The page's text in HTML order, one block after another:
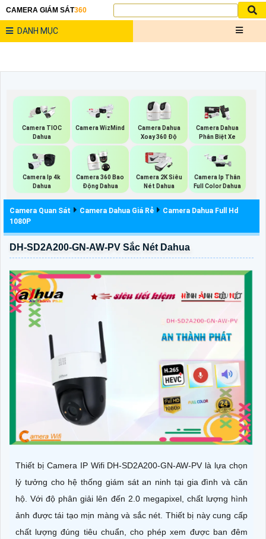
CAMERA GIÁM SÁT360
DANH MỤC
Camera TIOC
Dahua
Camera WizMind
Camera Dahua
Xoay 360 Độ
Camera Dahua
Phân Biệt Xe
Camera Ip 4k
Dahua
Camera 360 Bao
Động Dahua
Camera 2K Siêu
Nét Dahua
Camera Ip Thân
Full Color Dahua
Camera Quan Sát Camera Dahua Giá Rẻ
Camera Dahua Full Hd
1080P
DH-SD2A200-GN-AW-PV Sắc Nét Dahua
Thiết bị Camera IP Wifi DH-SD2A200-GN-AW-PV là lựa chọn
lý tưởng cho hệ thống giám sát an ninh tại gia đình và căn
hộ. Với độ phân giải lên đến 2.0 megapixel, chất lượng hình
ảnh được tái tạo mịn màng và sắc nét. Thiết bị này cung cấp
chất lượng đúng tiêu chuẩn, cho phép xem được ban đêm